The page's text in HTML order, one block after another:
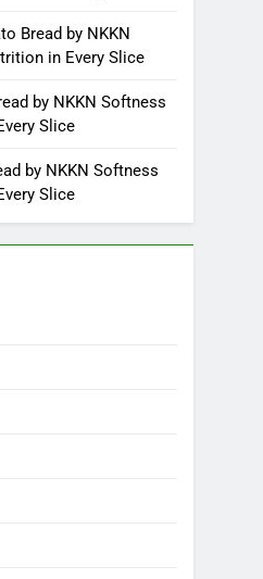
Bread by NKKN
in Every Slice
by NKKN Softness
Slice
by NKKN Softness
Slice